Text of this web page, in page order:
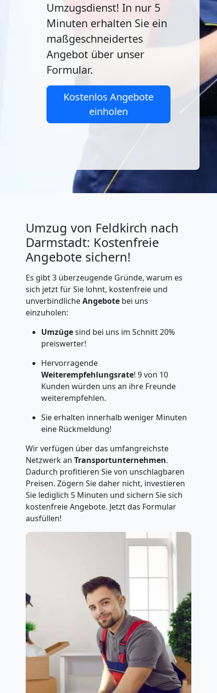
Umzugsdienst! In nur 5
Minuten erhalten Sie ein
maßgeschneidertes
Angebot über unser
Formular.
Kostenlos Angebote
einholen
Umzug von Feldkirch nach
Darmstadt: Kostenfreie
Angebote sichern!
Es gibt 3 überzeugende Gründe, warum es
sich jetzt für Sie lohnt, kostenfreie und
unverbindlicheAngebotebei uns
einzuholen:
Umzügesind bei uns im Schnitt 20%
preiswerter!
Hervorragende
Weiterempfehlungsrate! 9 von 10
Kunden würden uns an ihre Freunde
weiterempfehlen.
Sie erhalten innerhalb weniger Minuten
eine Rückmeldung!
Wir verfügen über das umfangreichste
Netzwerk an Transportunternehmen.
Dadurch profitieren Sie von unschlagbaren
Preisen. Zögern Sie daher nicht, investieren
Sie lediglich 5 Minuten und sichern Sie sich
kostenfreie Angebote. Jetzt das Formular
ausfüllen!